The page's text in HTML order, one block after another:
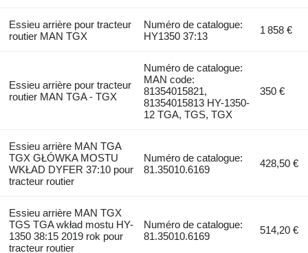
Essieu arrière pour tracteur
routier MAN TGX
Numéro de catalogue:
HY1350 37:13
1 858 €
Essieu arrière pour tracteur
routier MAN TGA - TGX
Numéro de catalogue:
MAN code:
81354015821,
81354015813 HY-1350-
12 TGA, TGS, TGX
350 €
Essieu arrière MAN TGA
TGX GŁÓWKA MOSTU
WKŁAD DYFER 37:10 pour
tracteur routier
Numéro de catalogue:
81.35010.6169
428,50 €
Essieu arrière MAN TGX
TGS TGA wkład mostu HY-
1350 38:15 2019 rok pour
tracteur routier
Numéro de catalogue:
81.35010.6169
514,20 €